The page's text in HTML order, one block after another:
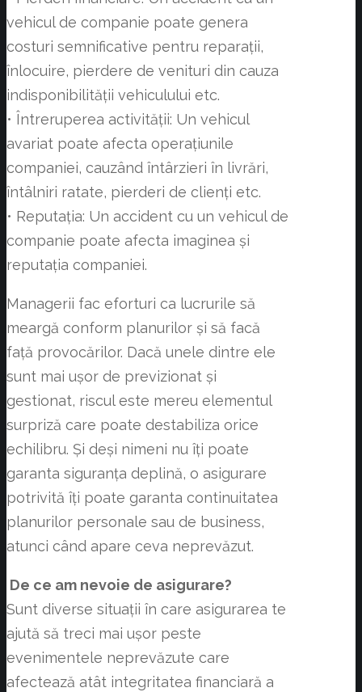
vehicul de companie poate genera
costuri semnificative pentru reparații,
înlocuire, pierdere de venituri din cauza
indisponibilității vehiculului etc.
• Întreruperea activității: Un vehicul
avariat poate afecta operațiunile
companiei, cauzând întârzieri în livrări,
întâlniri ratate, pierderi de clienți etc.
• Reputația: Un accident cu un vehicul de
companie poate afecta imaginea și
reputația companiei.
Managerii fac eforturi ca lucrurile să
meargă conform planurilor și să facă
față provocărilor. Dacă unele dintre ele
sunt mai ușor de previzionat și
gestionat, riscul este mereu elementul
surpriză care poate destabiliza orice
echilibru. Și deși nimeni nu îți poate
garanta siguranța deplină, o asigurare
potrivită îți poate garanta continuitatea
planurilor personale sau de business,
atunci când apare ceva neprevăzut.
De ce am nevoie de asigurare?
Sunt diverse situații în care asigurarea te
ajută să treci mai ușor peste
evenimentele neprevăzute care
afectează atât integritatea financiară a